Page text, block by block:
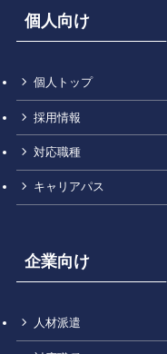
個人向け
個人トップ
採用情報
対応職種
キャリアパス
企業向け
人材派遣